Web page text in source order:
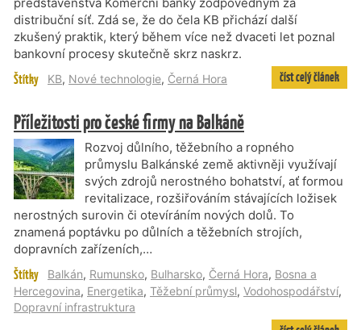
distribuční síť. Zdá se, že do čela KB přichází další
zkušený praktik, který během více než dvaceti let poznal
bankovní procesy skutečně skrz naskrz.
Štítky KB, Nové technologie, Černá Hora číst celý článek
Příležitosti pro české firmy na Balkáně
Rozvoj důlního, těžebního a ropného
průmyslu Balkánské země aktivněji využívají
svých zdrojů nerostného bohatství, ať formou
revitalizace, rozšiřováním stávajících ložisek
nerostných surovin či otevíráním nových dolů. To
znamená poptávku po důlních a těžebních strojích,
dopravních zařízeních,…
Štítky Balkán, Rumunsko, Bulharsko, Černá Hora, Bosna a
Hercegovina, Energetika, Těžební průmysl, Vodohospodářství,
Dopravní infrastruktura